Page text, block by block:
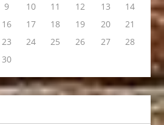
9 10 11 12 13
14
16 17 18 19 20
21
23 24 25 26 27
28
30